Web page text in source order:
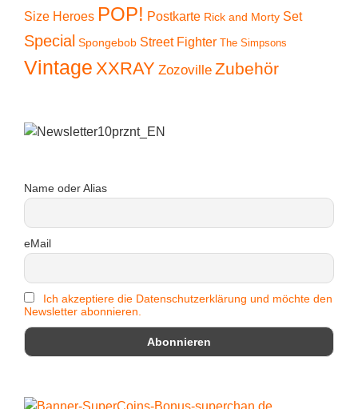
Size Heroes POP! Postkarte Rick and Morty Set
Special Spongebob Street Fighter The Simpsons
Vintage XXRAY Zozoville Zubehör
Name oder Alias
eMail
Ich akzeptiere die Datenschutzerklärung und möchte den
Newsletter abonnieren.